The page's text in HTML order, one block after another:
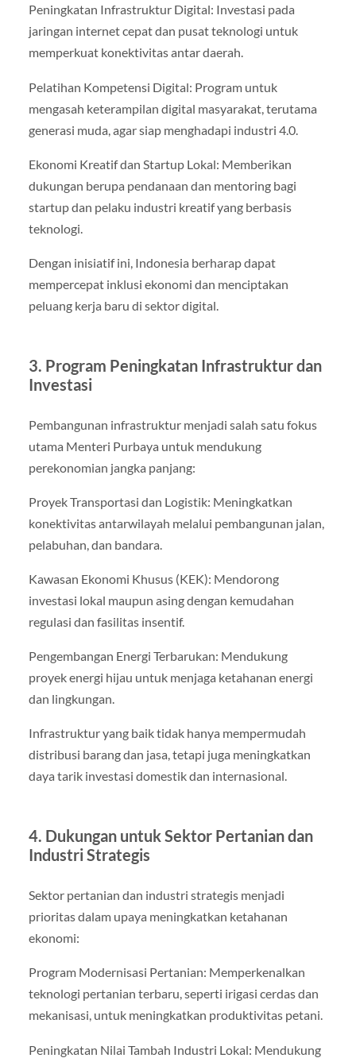
Peningkatan Infrastruktur Digital: Investasi pada
jaringan internet cepat dan pusat teknologi untuk
memperkuat konektivitas antar daerah.
Pelatihan Kompetensi Digital: Program untuk
mengasah keterampilan digital masyarakat, terutama
generasi muda, agar siap menghadapi industri 4.0.
Ekonomi Kreatif dan Startup Lokal: Memberikan
dukungan berupa pendanaan dan mentoring bagi
startup dan pelaku industri kreatif yang berbasis
teknologi.
Dengan inisiatif ini, Indonesia berharap dapat
mempercepat inklusi ekonomi dan menciptakan
peluang kerja baru di sektor digital.
3. Program Peningkatan Infrastruktur dan
Investasi
Pembangunan infrastruktur menjadi salah satu fokus
utama Menteri Purbaya untuk mendukung
perekonomian jangka panjang:
Proyek Transportasi dan Logistik: Meningkatkan
konektivitas antarwilayah melalui pembangunan jalan,
pelabuhan, dan bandara.
Kawasan Ekonomi Khusus (KEK): Mendorong
investasi lokal maupun asing dengan kemudahan
regulasi dan fasilitas insentif.
Pengembangan Energi Terbarukan: Mendukung
proyek energi hijau untuk menjaga ketahanan energi
dan lingkungan.
Infrastruktur yang baik tidak hanya mempermudah
distribusi barang dan jasa, tetapi juga meningkatkan
daya tarik investasi domestik dan internasional.
4. Dukungan untuk Sektor Pertanian dan
Industri Strategis
Sektor pertanian dan industri strategis menjadi
prioritas dalam upaya meningkatkan ketahanan
ekonomi:
Program Modernisasi Pertanian: Memperkenalkan
teknologi pertanian terbaru, seperti irigasi cerdas dan
mekanisasi, untuk meningkatkan produktivitas petani.
Peningkatan Nilai Tambah Industri Lokal: Mendukung